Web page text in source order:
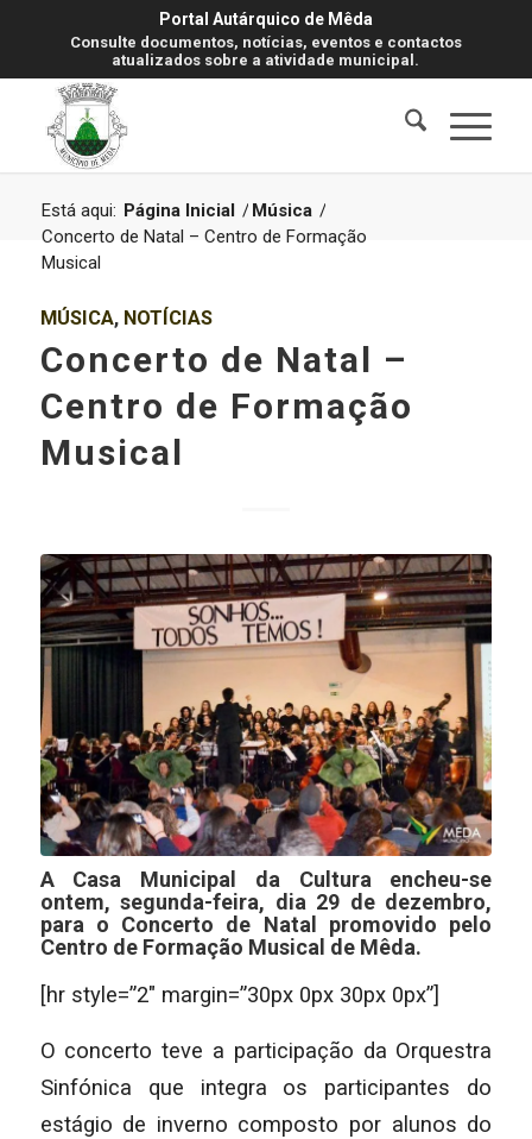
Portal Autárquico de Mêda
Consulte documentos, notícias, eventos e contactos
atualizados sobre a atividade municipal.
Está aqui: Página Inicial / Música /
Concerto de Natal – Centro de Formação
Musical
MÚSICA, NOTÍCIAS
Concerto de Natal –
Centro de Formação
Musical
A Casa Municipal da Cultura encheu-se
ontem, segunda-feira, dia 29 de dezembro,
para o Concerto de Natal promovido pelo
Centro de Formação Musical de Mêda.
[hr style=”2″ margin=”30px 0px 30px 0px”]
O concerto teve a participação da Orquestra
Sinfónica que integra os participantes do
estágio de inverno composto por alunos do